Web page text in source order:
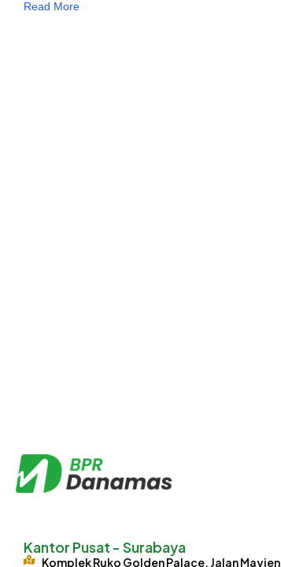
Read More
Kantor Pusat - Surabaya
Komplek Ruko Golden Palace, Jalan Mayjen